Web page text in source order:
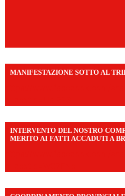
MANIFESTAZIONE SOTTO AL
INTERVENTO DEL NOSTRO
MERITO AI FATTI ACCADUTI A